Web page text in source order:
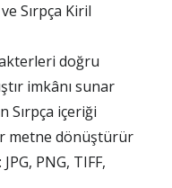
Sırpça Kiril
doğru
imkânı sunar
Sırpça içeriği
metne dönüştürür
PNG, TIFF,